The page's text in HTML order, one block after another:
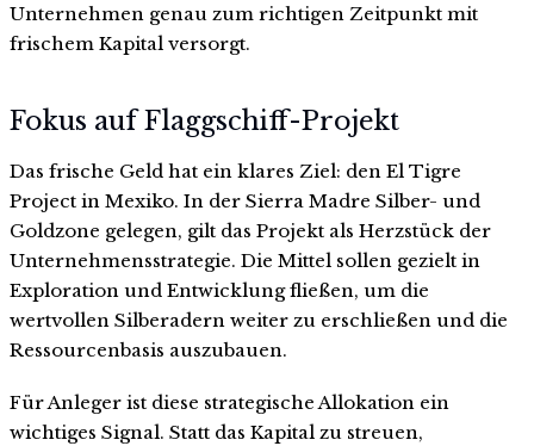
Unternehmen genau zum richtigen Zeitpunkt mit
frischem Kapital versorgt.
Fokus auf Flaggschiff-Projekt
Das frische Geld hat ein klares Ziel: den El Tigre
Project in Mexiko. In der Sierra Madre Silber- und
Goldzone gelegen, gilt das Projekt als Herzstück der
Unternehmensstrategie. Die Mittel sollen gezielt in
Exploration und Entwicklung fließen, um die
wertvollen Silberadern weiter zu erschließen und die
Ressourcenbasis auszubauen.
Für Anleger ist diese strategische Allokation ein
wichtiges Signal. Statt das Kapital zu streuen,